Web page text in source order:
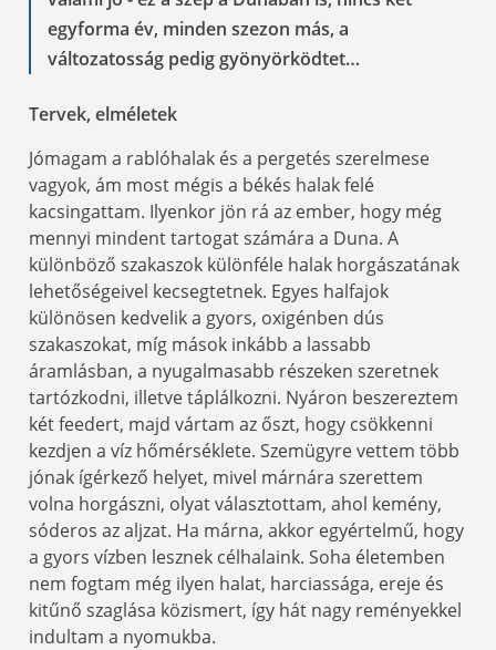
egyforma év, minden szezon más, a
változatosság pedig gyönyörködtet…
Tervek, elméletek
Jómagam a rablóhalak és a pergetés szerelmese
vagyok, ám most mégis a békés halak felé
kacsingattam. Ilyenkor jön rá az ember, hogy még
mennyi mindent tartogat számára a Duna. A
különböző szakaszok különféle halak horgászatának
lehetőségeivel kecsegtetnek. Egyes halfajok
különösen kedvelik a gyors, oxigénben dús
szakaszokat, míg mások inkább a lassabb
áramlásban, a nyugalmasabb részeken szeretnek
tartózkodni, illetve táplálkozni. Nyáron beszereztem
két feedert, majd vártam az őszt, hogy csökkenni
kezdjen a víz hőmérséklete. Szemügyre vettem több
jónak ígérkező helyet, mivel márnára szerettem
volna horgászni, olyat választottam, ahol kemény,
sóderos az aljzat. Ha márna, akkor egyértelmű, hogy
a gyors vízben lesznek célhalaink. Soha életemben
nem fogtam még ilyen halat, harciassága, ereje és
kitűnő szaglása közismert, így hát nagy reményekkel
indultam a nyomukba.